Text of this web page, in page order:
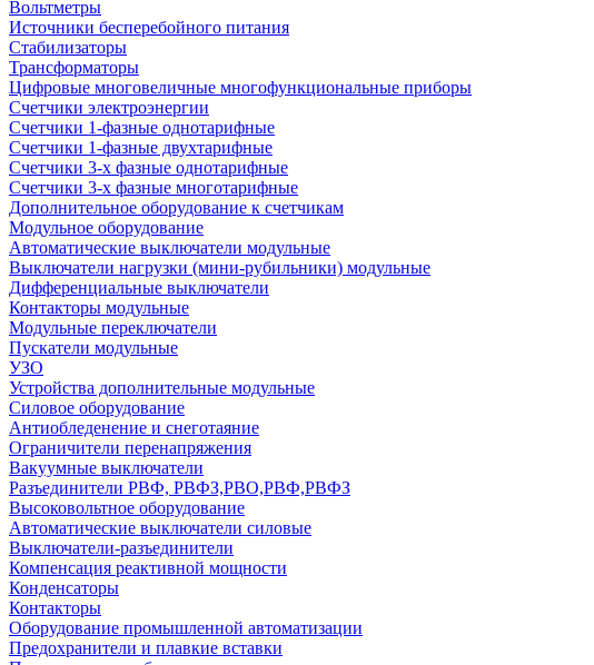
Вольтметры
Источники бесперебойного питания
Стабилизаторы
Трансформаторы
Цифровые многовеличные многофункциональные приборы
Счетчики электроэнергии
Счетчики 1-фазные однотарифные
Счетчики 1-фазные двухтарифные
Счетчики 3-х фазные однотарифные
Счетчики 3-х фазные многотарифные
Дополнительное оборудование к счетчикам
Модульное оборудование
Автоматические выключатели модульные
Выключатели нагрузки (мини-рубильники) модульные
Дифференциальные выключатели
Контакторы модульные
Модульные переключатели
Пускатели модульные
УЗО
Устройства дополнительные модульные
Силовое оборудование
Антиобледенение и снеготаяние
Ограничители перенапряжения
Вакуумные выключатели
Разъединители РВФ, РВФЗ,РВО,РВФ,РВФЗ
Высоковольтное оборудование
Автоматические выключатели cиловые
Выключатели-разъединители
Компенсация реактивной мощности
Конденсаторы
Контакторы
Оборудование промышленной автоматизации
Предохранители и плавкие вставки